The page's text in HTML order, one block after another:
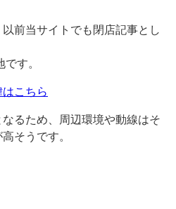
前当サイトでも閉店記事とし
す。
こちら
るため、周辺環境や動線はそ
そうです。